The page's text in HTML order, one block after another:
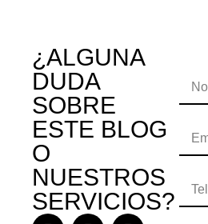
¿ALGUNA
DUDA
SOBRE
ESTE BLOG
O
NUESTROS
SERVICIOS?